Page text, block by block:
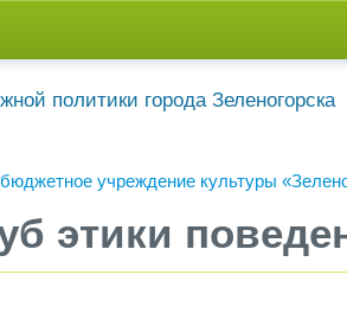
учреждение культуры
этики